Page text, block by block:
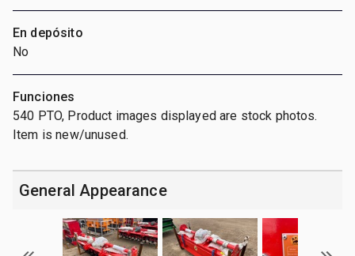
En depósito
No
Funciones
540 PTO, Product images displayed are stock photos.
Item is new/unused.
General Appearance